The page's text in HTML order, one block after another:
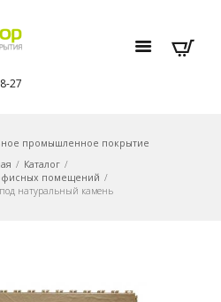
27
промышленное покрытие
Каталог
помещений
под натуральный камень